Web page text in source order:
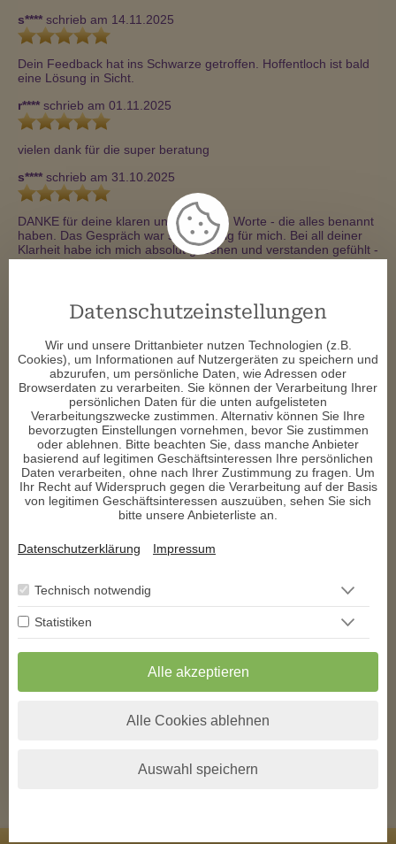
s**** schrieb am 14.11.2025
Dein Feedback hat ins Schwarze getroffen. Hoffentloch ist bald
eine Lösung in Sicht.
r**** schrieb am 01.11.2025
vielen dank für die super beratung
s**** schrieb am 31.10.2025
DANKE für deine klaren und ehrlichen Worte - die alles benannt
haben. Das Gespräch war sehr wichtig für mich. Bei all deiner
Klarheit habe ich mich absolut gesehen und verstanden gefühlt -
Es war eine sehr sehr gute und hilfreiche Beratung.
i****schrieb am 21.09.2025
Danke für diese sehr gute Zufallsberatung
r****schrieb am 17.09.2025
Danke du gute Seele bis jetzt hat alles gestimmt das große
kommt noch sicher hoffe bald dNle das du da bist und meine
schwierige person verändert hast
1 2 3 4 5 6 > >>
AstroGroup-Portalen
* Alle angegebenen Preise verstehen sich inkl. der jeweils gültigen Umsatzsteuer
Festnetz*
Mobilfunk*
Datenschutzeinstellungen
Wir und unsere Drittanbieter nutzen Technologien (z.B.
Cookies), um Informationen auf Nutzergeräten zu speichern und
abzurufen, um persönliche Daten, wie Adressen oder
Browserdaten zu verarbeiten. Sie können der Verarbeitung Ihrer
persönlichen Daten für die unten aufgelisteten
Verarbeitungszwecke zustimmen. Alternativ können Sie Ihre
bevorzugten Einstellungen vornehmen, bevor Sie zustimmen
oder ablehnen. Bitte beachten Sie, dass manche Anbieter
basierend auf legitimen Geschäftsinteressen Ihre persönlichen
Daten verarbeiten, ohne nach Ihrer Zustimmung zu fragen. Um
Ihr Recht auf Widerspruch gegen die Verarbeitung auf der Basis
von legitimen Geschäftsinteressen auszuüben, sehen Sie sich
bitte unsere Anbieterliste an.
Datenschutzerklärung Impressum
Technisch notwendig
Statistiken
Alle akzeptieren
Alle Cookies ablehnen
Auswahl speichern